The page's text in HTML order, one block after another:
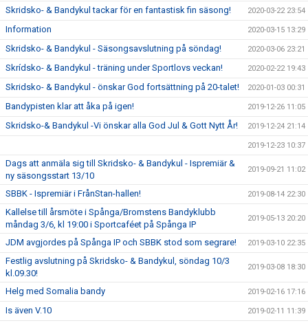
Skridsko- & Bandykul tackar för en fantastisk fin säsong! 2020-03-22 23:54
Information 2020-03-15 13:29
Skridsko- & Bandykul - Säsongsavslutning på söndag! 2020-03-06 23:21
Skrídsko- & Bandykul - träning under Sportlovs veckan! 2020-02-22 19:43
Skridsko- & Bandykul - önskar God fortsättning på 20-talet! 2020-01-03 00:31
Bandypisten klar att åka på igen! 2019-12-26 11:05
Skridsko-& Bandykul -Vi önskar alla God Jul & Gott Nytt År! 2019-12-24 21:14
2019-12-23 10:37
Dags att anmäla sig till Skridsko- & Bandykul - Ispremiär &
ny säsongsstart 13/10
2019-09-21 11:02
SBBK - Ispremiär i FrånStan-hallen! 2019-08-14 22:30
Kallelse till årsmöte i Spånga/Bromstens Bandyklubb
måndag 3/6, kl 19:00 i Sportcaféet på Spånga IP
2019-05-13 20:20
JDM avgjordes på Spånga IP och SBBK stod som segrare! 2019-03-10 22:35
Festlig avslutning på Skridsko- & Bandykul, söndag 10/3
kl.09.30!
2019-03-08 18:30
Helg med Somalia bandy 2019-02-16 17:16
Is även V.10 2019-02-11 11:39